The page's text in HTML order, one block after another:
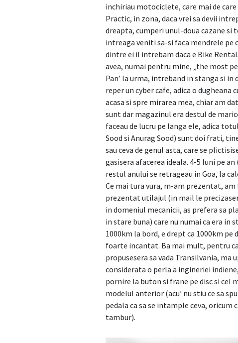
inchiriau motociclete, care mai de
Practic, in zona, daca vrei sa devii
dreapta, cumperi unul-doua cazane si
intreaga veniti sa-si faca mendrele pe
dintre ei il intrebam daca e Bike
avea, numai pentru mine, „the most
Pan’ la urma, intreband in stanga si
reper un cyber cafe, adica o dugheana
acasa si spre mirarea mea, chiar am
sunt dar magazinul era destul de
faceau de lucru pe langa ele, adica
Sood si Anurag Sood) sunt doi frati,
sau ceva de genul asta, care se
gasisera afacerea ideala. 4-5 luni pe
restul anului se retrageau in Goa, la
Ce mai tura vura, m-am prezentat,
prezentat utilajul (in mail le
in domeniul mecanicii, as prefera sa
in stare buna) care nu numai ca era in
1000km la bord, e drept ca 1000km
foarte incantat. Ba mai mult, pentru
propusesera sa vada Transilvania, ma
considerata o perla a ingineriei
pornire la buton si frane pe disc si cel
modelul anterior (acu’ nu stiu ce sa
pedala ca sa se intample ceva, oricum
tambur).